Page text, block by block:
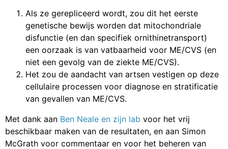
Als ze gerepliceerd wordt, zou dit het eerste
genetische bewijs worden dat mitochondriale
disfunctie (en dan specifiek ornithinetransport)
een oorzaak is van vatbaarheid voor ME/CVS (en
niet een gevolg van de ziekte ME/CVS).
Het zou de aandacht van artsen vestigen op deze
cellulaire processen voor diagnose en stratificatie
van gevallen van ME/CVS.
Met dank aan Ben Neale en zijn lab voor het vrij
beschikbaar maken van de resultaten, en aan Simon
McGrath voor commentaar en voor het beheren van